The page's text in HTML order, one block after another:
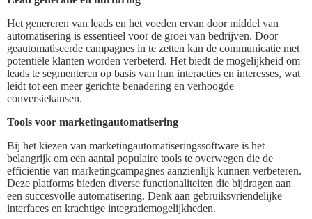
Het genereren van leads en het voeden ervan door middel van
automatisering is essentieel voor de groei van bedrijven. Door
geautomatiseerde campagnes in te zetten kan de communicatie met
potentiële klanten worden verbeterd. Het biedt de mogelijkheid om
leads te segmenteren op basis van hun interacties en interesses, wat
leidt tot een meer gerichte benadering en verhoogde
conversiekansen.
Tools voor marketingautomatisering
Bij het kiezen van marketingautomatiseringssoftware is het
belangrijk om een aantal populaire tools te overwegen die de
efficiëntie van marketingcampagnes aanzienlijk kunnen verbeteren.
Deze platforms bieden diverse functionaliteiten die bijdragen aan
een succesvolle automatisering. Denk aan gebruiksvriendelijke
interfaces en krachtige integratiemogelijkheden.